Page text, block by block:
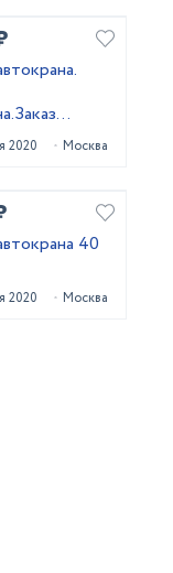
2020 Москва
40
2020 Москва